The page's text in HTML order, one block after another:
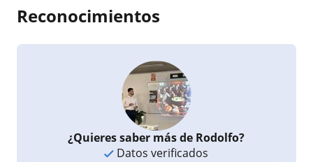
Reconocimientos
¿Quieres saber más de Rodolfo?
Datos verificados